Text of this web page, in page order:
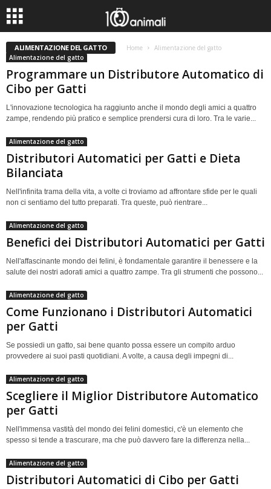
ALIMENTAZIONE DEL GATTO Home
Alimentazione del gatto
Alimentazione del gatto
Programmare un Distributore Automatico di
Cibo per Gatti
L'innovazione tecnologica ha raggiunto anche il mondo degli amici a quattro
zampe, rendendo più pratico e semplice prendersi cura di loro. Tra le varie...
Alimentazione del gatto
Distributori Automatici per Gatti e Dieta
Bilanciata
Nell'infinita trama della vita, a volte ci troviamo ad affrontare sfide per le quali
non ci sentiamo del tutto preparati. Tra queste, può rientrare...
Alimentazione del gatto
Benefici dei Distributori Automatici per Gatti
Nell'affascinante mondo dei felini, è fondamentale garantire il benessere e la
salute dei nostri adorati amici a quattro zampe. Tra gli strumenti che possono...
Alimentazione del gatto
Come Funzionano i Distributori Automatici
per Gatti
Se possiedi un gatto, sai bene quanto possa essere un compito arduo
provvedere ai suoi pasti quotidiani. A volte, a causa degli impegni di...
Alimentazione del gatto
Scegliere il Miglior Distributore Automatico
per Gatti
Nell'immensa vastità del mondo dei felini domestici, c'è un elemento che
spesso si tende a trascurare, ma che può davvero fare la differenza nella...
Alimentazione del gatto
Distributori Automatici di Cibo per Gatti